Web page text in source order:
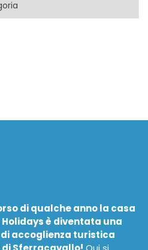
di qualche anno la casa
è diventata una
accoglienza turistica